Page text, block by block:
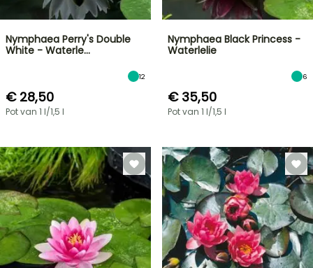
Nymphaea Perry's Double
White - Waterle…
12
€ 28,50
Pot van 1 l/1,5 l
Nymphaea Black Princess -
Waterlelie
6
€ 35,50
Pot van 1 l/1,5 l